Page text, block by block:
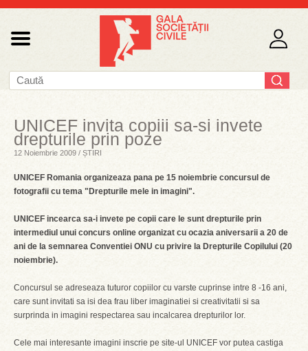
UNICEF invita copiii sa-si invete
drepturile prin poze
12 Noiembrie 2009 / ȘTIRI
UNICEF Romania organizeaza pana pe 15 noiembrie concursul de
fotografii cu tema "Drepturile mele in imagini".
UNICEF incearca sa-i invete pe copii care le sunt drepturile prin
intermediul unui concurs online organizat cu ocazia aniversarii a 20 de
ani de la semnarea Conventiei ONU cu privire la Drepturile Copilului (20
noiembrie).
Concursul se adreseaza tuturor copiilor cu varste cuprinse intre 8 -16 ani,
care sunt invitati sa isi dea frau liber imaginatiei si creativitatii si sa
surprinda in imagini respectarea sau incalcarea drepturilor lor.
Cele mai interesante imagini inscrie pe site-ul UNICEF vor putea castiga